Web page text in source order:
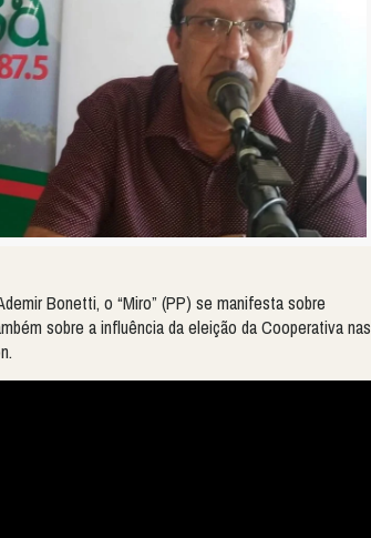
Bonetti, o “Miro” (PP) se manifesta sobre
sobre a influência da eleição da Cooperativa nas